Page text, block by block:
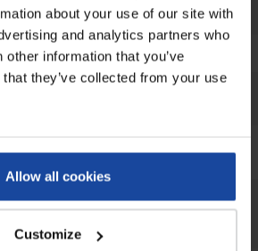
about your use of our site with
and analytics partners who
information that you’ve
they’ve collected from your use
Allow all cookies
Customize
inox